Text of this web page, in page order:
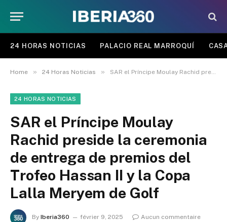
24 HORAS NOTICIAS PALACIO REAL MARROQUÍ
Home » 24 Horas Noticias » SAR el Príncipe Moulay Rachid preside la ceremonia de entrega de premios del Trofeo Hassan II y la Copa Lalla Meryem de Golf
24 HORAS NOTICIAS
SAR el Príncipe Moulay
Rachid preside la ceremonia
de entrega de premios del
Trofeo Hassan II y la Copa
Lalla Meryem de Golf
By Iberia360 février 9, 2025
Aucun commentaire